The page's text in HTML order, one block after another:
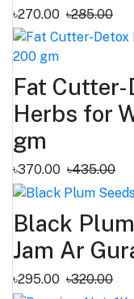
৳270.00 ৳285.00
Fat Cutter-
Herbs for
gm
৳370.00 ৳435.00
Black
Jam Ar
৳295.00 ৳320.00